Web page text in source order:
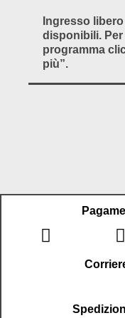
Ingresso
disponibili. Per
programma
più”.